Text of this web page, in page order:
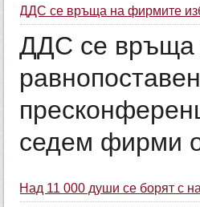
ДДС се връща на фирмите
ДДС се връща
седем фирми
Над 11 000 души се борят с